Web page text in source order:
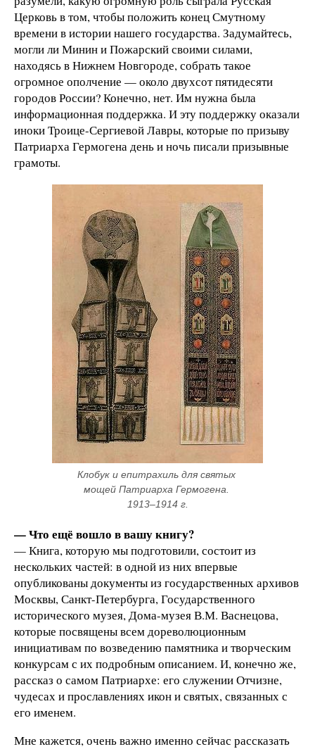
Церковь в том, чтобы положить конец Смутному
времени в истории нашего государства. Задумайтесь,
могли ли Минин и Пожарский своими силами,
находясь в Нижнем Новгороде, собрать такое
огромное ополчение — около двухсот пятидесяти
городов России? Конечно, нет. Им нужна была
информационная поддержка. И эту поддержку оказали
иноки Троице-Сергиевой Лавры, которые по призыву
Патриарха Гермогена день и ночь писали призывные
грамоты.
Клобук и епитрахиль для святых
мощей Патриарха Гермогена.
1913–1914 г.
— Что ещё вошло в вашу книгу?
— Книга, которую мы подготовили, состоит из
нескольких частей: в одной из них впервые
опубликованы документы из государственных архивов
Москвы, Санкт-Петербурга, Государственного
исторического музея, Дома-музея В.М. Васнецова,
которые посвящены всем дореволюционным
инициативам по возведению памятника и творческим
конкурсам с их подробным описанием. И, конечно же,
рассказ о самом Патриархе: его служении Отчизне,
чудесах и прославлениях икон и святых, связанных с
его именем.
Мне кажется, очень важно именно сейчас рассказать